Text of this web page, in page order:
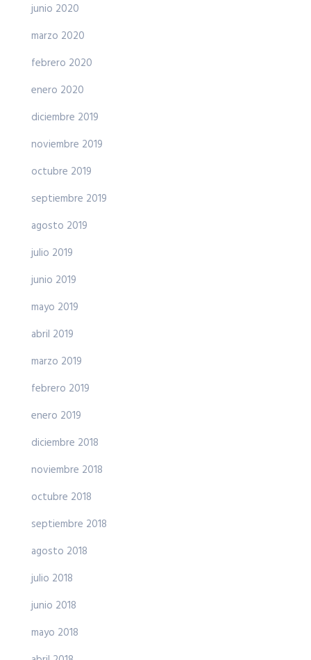
junio 2020
marzo 2020
febrero 2020
enero 2020
diciembre 2019
noviembre 2019
octubre 2019
septiembre 2019
agosto 2019
julio 2019
junio 2019
mayo 2019
abril 2019
marzo 2019
febrero 2019
enero 2019
diciembre 2018
noviembre 2018
octubre 2018
septiembre 2018
agosto 2018
julio 2018
junio 2018
mayo 2018